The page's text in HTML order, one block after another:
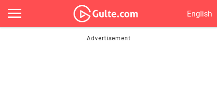
English